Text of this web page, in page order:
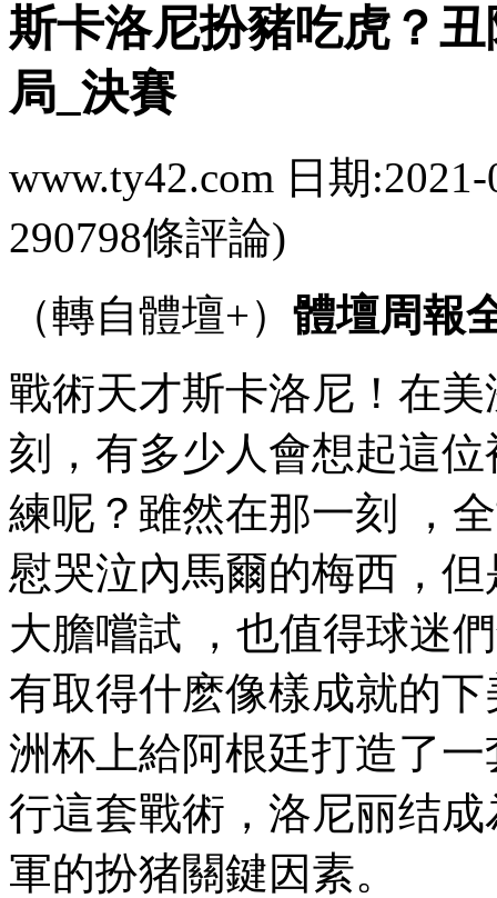
斯卡洛尼扮豬吃虎
局_決賽
www.ty42.com 日期
290798條評論)
（轉自體壇+） 體壇周報
戰術天才斯卡洛尼！
刻，有多少人會想起
練呢 ？雖然在那一刻
慰哭泣內馬爾的梅西
大膽嚐試 ，也值得球迷們
有取得什麽像樣成就的下
洲杯上給阿根廷打造了一
行這套戰術 ，洛尼丽结
軍的扮猪關鍵因素 。